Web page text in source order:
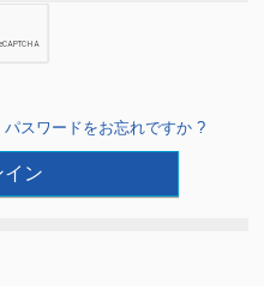
パスワードをお忘れですか ?